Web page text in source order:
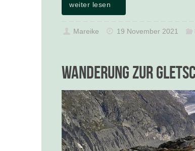
weiter lesen
Mareike 19 November 2021
Wanderung zur